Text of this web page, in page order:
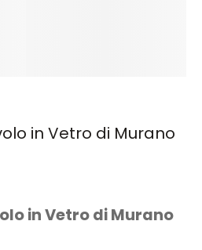
in Vetro di Murano
in Vetro di Murano